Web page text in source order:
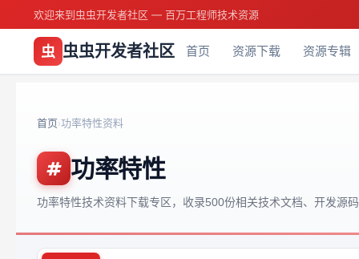
欢迎来到虫虫开发者社区 — 百万工程师技术资源
虫 虫虫开发者社区 首页 资源下载 资源专辑
首页›功率特性资料
功率特性
功率特性技术资料下载专区，收录500份相关技术文档、开发源